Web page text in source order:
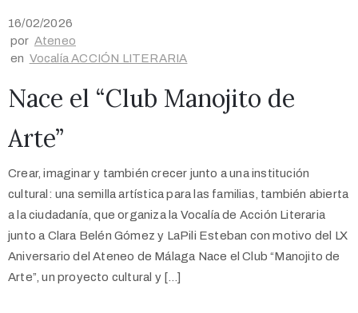
16/02/2026
por Ateneo
en Vocalía ACCIÓN LITERARIA
Nace el “Club Manojito de
Arte”
Crear, imaginar y también crecer junto a una institución
cultural: una semilla artística para las familias, también abierta
a la ciudadanía, que organiza la Vocalía de Acción Literaria
junto a Clara Belén Gómez y LaPili Esteban con motivo del LX
Aniversario del Ateneo de Málaga Nace el Club “Manojito de
Arte”, un proyecto cultural y […]